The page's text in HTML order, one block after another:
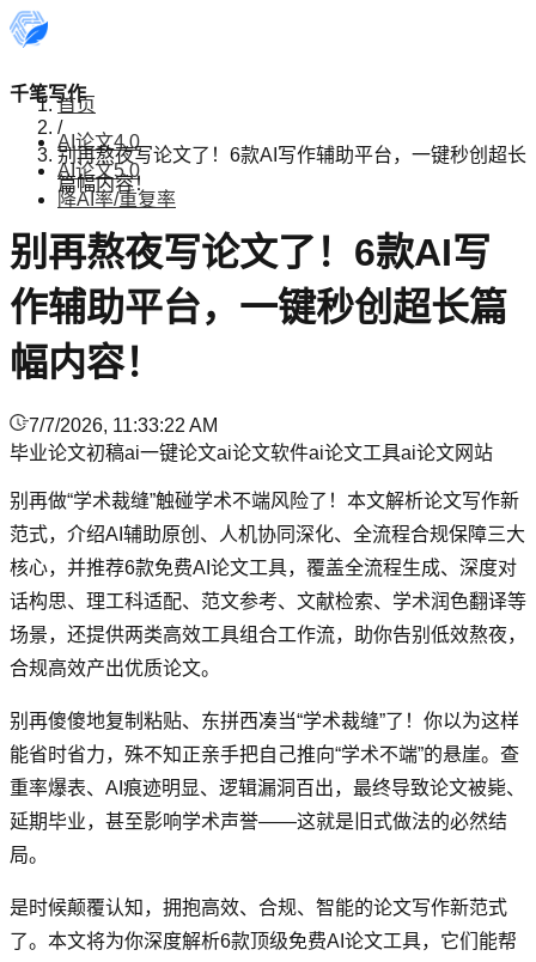
千笔写作
AI论文4.0
AI论文5.0
降AI率/重复率
首页
/
别再熬夜写论文了！6款AI写作辅助平台，一键秒创超长
篇幅内容！
别再熬夜写论文了！6款AI写
作辅助平台，一键秒创超长篇
幅内容！
7/7/2026, 11:33:22 AM
毕业论文初稿ai一键论文ai论文软件ai论文工具ai论文网站
别再做“学术裁缝”触碰学术不端风险了！本文解析论文写作新
范式，介绍AI辅助原创、人机协同深化、全流程合规保障三大
核心，并推荐6款免费AI论文工具，覆盖全流程生成、深度对
话构思、理工科适配、范文参考、文献检索、学术润色翻译等
场景，还提供两类高效工具组合工作流，助你告别低效熬夜，
合规高效产出优质论文。
别再傻傻地复制粘贴、东拼西凑当“学术裁缝”了！你以为这样
能省时省力，殊不知正亲手把自己推向“学术不端”的悬崖。查
重率爆表、AI痕迹明显、逻辑漏洞百出，最终导致论文被毙、
延期毕业，甚至影响学术声誉——这就是旧式做法的必然结
局。
是时候颠覆认知，拥抱高效、合规、智能的论文写作新范式
了。本文将为你深度解析6款顶级免费AI论文工具，它们能帮